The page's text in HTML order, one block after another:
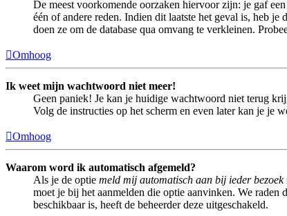
De meest voorkomende oorzaken hiervoor zijn: je gaf
één of andere reden. Indien dit laatste het geval is, heb
doen ze om de database qua omvang te verkleinen.
Omhoog
Ik weet mijn wachtwoord niet meer!
Geen paniek! Je kan je huidige wachtwoord niet terug
Volg de instructies op het scherm en even later kan je je
Omhoog
Waarom word ik automatisch afgemeld?
Als je de optie meld mij automatisch aan bij ieder bezoek
moet je bij het aanmelden die optie aanvinken. We
beschikbaar is, heeft de beheerder deze uitgeschakeld.